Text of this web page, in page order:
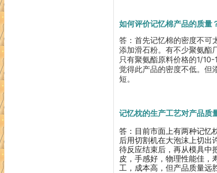
如何评价记忆棉产品的质量
答：首先记忆棉的密度不可
添加滑石粉。有不少聚氨酯
只有聚氨酯原料价格的1/
觉得此产品的密度不低。但
短。
记忆枕的生产工艺对产品质
答：目前市面上有两种记忆
后用切割机在大泡沫上切出
待反应结束后，再从模具中
皮，手感好，物理性能佳，
工，成本高，但产品质量远